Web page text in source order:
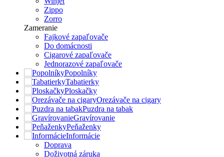
Zippo
Zorro
Zameranie
Fajkové zapaľovače
Do domácnosti
Cigarové zapaľovače
Jednorazové zapaľovače
Popolníky
Tabatierky
Ploskačky
Orezávače na cigary
Puzdra na tabak
Gravírovanie
Peňaženky
Informácie
Doprava
Doživotná záruka